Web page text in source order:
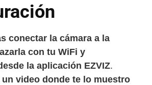
conectar la cámara a la
con tu WiFi y
la aplicación EZVIZ.
video donde te lo muestro